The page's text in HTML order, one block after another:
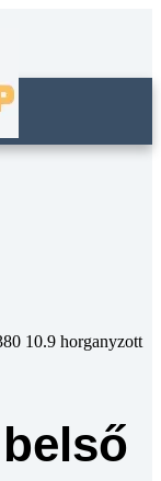
10.9 horganyzott